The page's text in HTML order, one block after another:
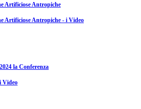
Artificiose Antropiche
Artificiose Antropiche - i Video
la Conferenza
Video